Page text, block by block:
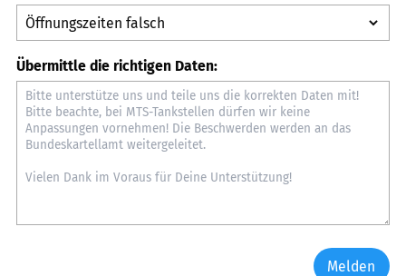
Übermittle die richtigen Daten:
Melden